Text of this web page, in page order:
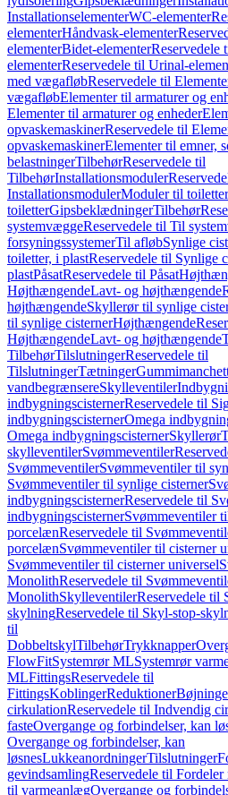
InstallationselementerWC-elementer
elementerHåndvask-elementer
elementerBidet-elementerReservedele
elementerReservedele til Urinal-
med vægafløbReservedele til
vægafløbElementer til armaturer og
Elementer til armaturer og enheder
opvaskemaskinerReservedele til
opvaskemaskinerElementer til emner,
belastningerTilbehørReservedele til
TilbehørInstallationsmoduler
InstallationsmodulerModuler til toiletter
toiletterGipsbeklædningerTilbehør
systemvæggeReservedele til Til
forsyningssystemerTil afløbSynlige
toiletter, i plastReservedele til Synlige
plastPåsatReservedele til Påsat
HøjthængendeLavt- og højthængende
højthængendeSkyllerør til synlige
til synlige cisternerHøjthængende
HøjthængendeLavt- og højthængende
TilbehørTilslutningerReservedele til
TilslutningerTætninger
vandbegrænsereSkylleventiler
indbygningscisternerReservedele til
indbygningscisternerOmega
Omega indbygningscisternerSkyllerør
skylleventilerSvømmeventiler
SvømmeventilerSvømmeventiler til
Svømmeventiler til synlige cisterner
indbygningscisternerReservedele til
indbygningscisternerSvømmeventiler
porcelænReservedele til
porcelænSvømmeventiler til cisterner
Svømmeventiler til cisterner universel
MonolithReservedele til
MonolithSkylleventilerReservedele til
skylningReservedele til Skyl-stop-
til
DobbeltskylTilbehørTrykknapper
FlowFitSystemrør MLSystemrør
MLFittingsReservedele til
FittingsKoblingerReduktioner
cirkulationReservedele til Indvendig
fasteOvergange og forbindelser, kan
Overgange og forbindelser, kan
løsnesLukkeanordningerTilslutninger
gevindsamlingReservedele til
til varmeanlægOvergange og